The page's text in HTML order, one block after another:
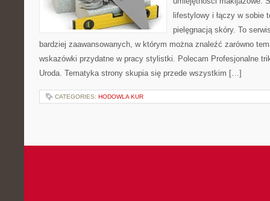
lifestylowy i łączy w sobie
pielęgnacją skóry. To
bardziej zaawansowanych, w którym można znaleźć zarówno
wskazówki przydatne w pracy stylistki. Polecam Profesjonalne
Uroda. Tematyka strony skupia się przede wszystkim […]
CATEGORIES: HODOWLA KUR